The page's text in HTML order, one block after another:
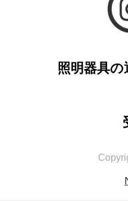
照明器具